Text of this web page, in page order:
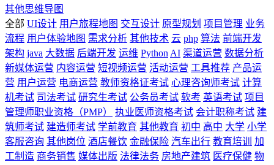
其他思维导图
全部 UI设计 用户旅程地图 交互设计 原型规划 项目管理 业务
流程 用户体验地图 需求分析 其他技术 云 php 算法 前端开发
架构 java 大数据 后端开发 运维 Python AI 渠道运营 数据分析
新媒体运营 内容运营 短视频运营 活动运营 工具推荐 产品运
营 用户运营 电商运营 教师资格证考试 心理咨询师考试 计算
机考试 司法考试 研究生考试 公务员考试 软考 英语考试 项目
管理师职业资格（PMP）
执业医师资格考试 会计职称考试 建
筑师考试 建造师考试 学前教育 其他教育 初中 高中 大学 小学
客服咨询 其他岗位 酒店餐饮 金融保险 汽车出行 教育培训
加
工制造 商务销售 媒体出版 法律法务 房地产建筑 医疗保健 物